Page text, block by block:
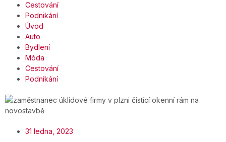
Cestování
Podnikání
Úvod
Auto
Bydlení
Móda
Cestování
Podnikání
31 ledna, 2023